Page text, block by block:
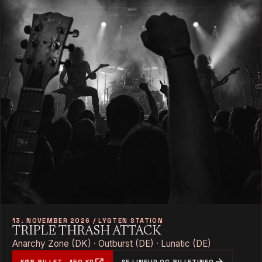
13. NOVEMBER 2026 / LYGTEN STATION
TRIPLE THRASH ATTACK
Anarchy Zone (DK) · Outburst (DE) · Lunatic (DE)